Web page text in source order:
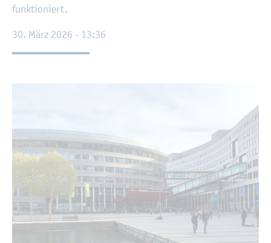
funk­tio­niert.
30. März 2026 - 13:36